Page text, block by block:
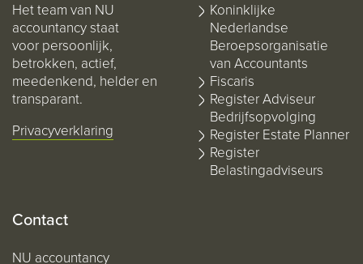
Het team van NU
accountancy staat
voor persoonlijk,
betrokken, actief,
meedenkend, helder en
transparant.
Privacyverklaring
Koninklijke
Nederlandse
Beroepsorganisatie
van Accountants
Fiscaris
Register Adviseur
Bedrijfsopvolging
Register Estate Planner
Register
Belastingadviseurs
Contact
NU accountancy